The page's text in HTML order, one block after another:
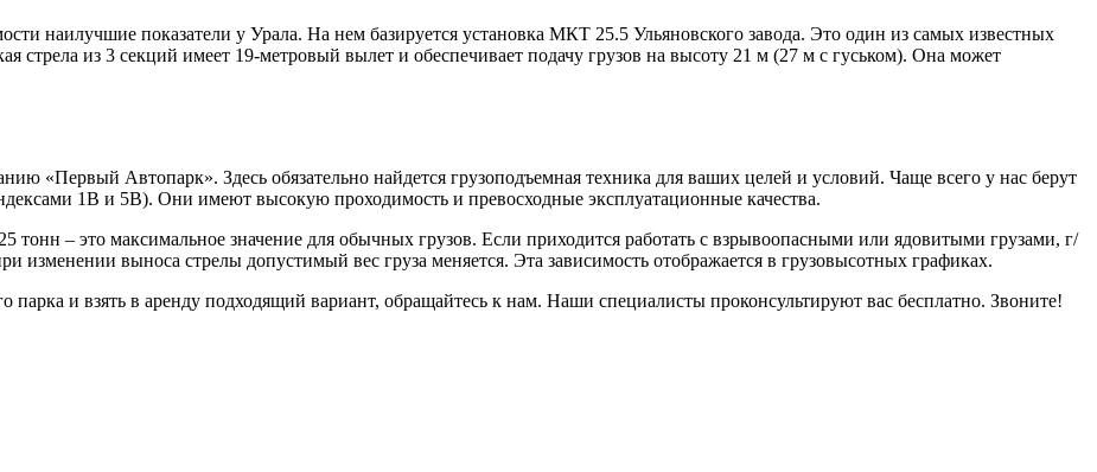
наилучшие показатели у Урала. На нем базируется установка МКТ 25.5 Ульяновского завода. Это один из самых известных
стрела из 3 секций имеет 19-метровый вылет и обеспечивает подачу грузов на высоту 21 м (27 м с гуськом). Она может
«Первый Автопарк». Здесь обязательно найдется грузоподъемная техника для ваших целей и условий. Чаще всего у нас берут
1В и 5В). Они имеют высокую проходимость и превосходные эксплуатационные качества.
тонн – это максимальное значение для обычных грузов. Если приходится работать с взрывоопасными или ядовитыми грузами, г/
изменении выноса стрелы допустимый вес груза меняется. Эта зависимость отображается в грузовысотных графиках.
и взять в аренду подходящий вариант, обращайтесь к нам. Наши специалисты проконсультируют вас бесплатно. Звоните!